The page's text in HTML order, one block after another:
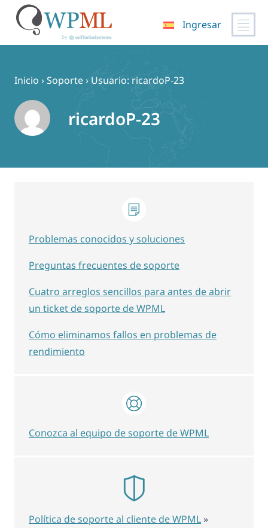
contenido
Ingresar
Inicio ›Soporte› Usuario: ricardoP-23
ricardoP-23
Problemas conocidos y soluciones
Preguntas frecuentes de soporte
Cuatro arreglos sencillos para antes de abrir
un ticket de soporte de WPML
Cómo eliminamos fallos en problemas de
rendimiento
Conozca al equipo de soporte de WPML
Política de soporte al cliente de WPML »